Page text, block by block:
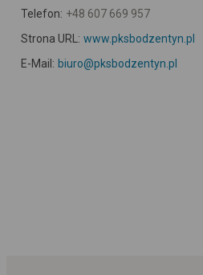
Telefon: +48 607 669 957
Strona URL: www.pksbodzentyn.pl
E-Mail: biuro@pksbodzentyn.pl